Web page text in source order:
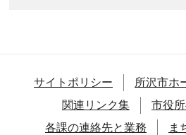
サイトポリシー
所沢市ホ
関連リンク集
市役
各課の連絡先と業務
ま